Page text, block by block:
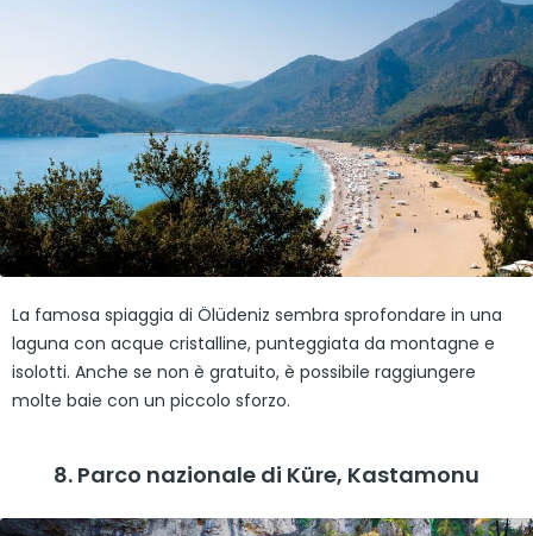
La famosa spiaggia di Ölüdeniz sembra sprofondare in una
laguna con acque cristalline, punteggiata da montagne e
isolotti. Anche se non è gratuito, è possibile raggiungere
molte baie con un piccolo sforzo.
8. Parco nazionale di Küre, Kastamonu